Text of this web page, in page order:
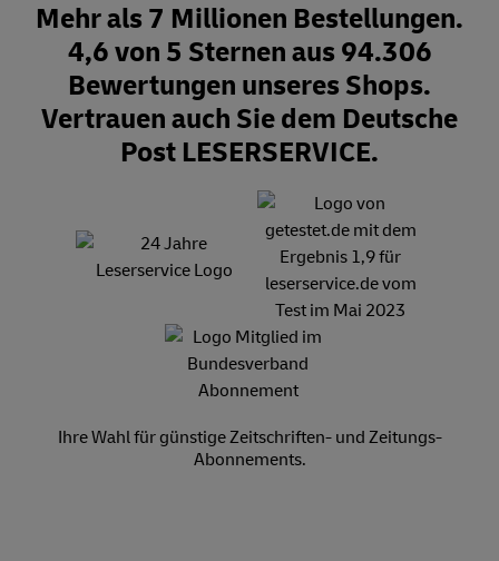
Mehr als 7 Millionen Bestellungen.
4,6 von 5 Sternen aus 94.306
Bewertungen unseres Shops.
Vertrauen auch Sie dem Deutsche
Post LESERSERVICE.
Ihre Wahl für günstige Zeitschriften- und Zeitungs-
Abonnements.